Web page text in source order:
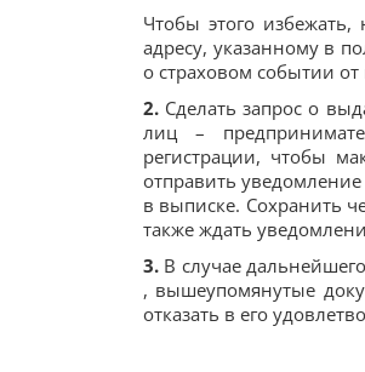
Чтобы этого
адресу, указанному в
о страховом событии
2. Сделать запрос о
лиц –
регистрации, чтобы
отправить
в выписке. Сохранить
также ждать
3. В случае
, вышеупомянутые
отказать в его